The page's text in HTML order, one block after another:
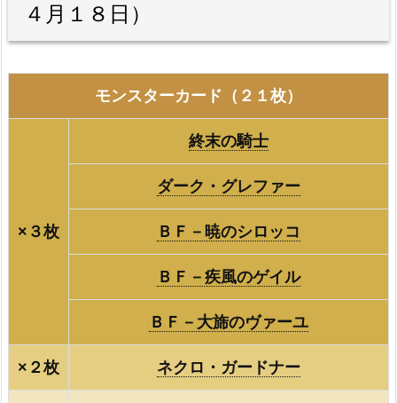
４月１８日）
モンスターカード（２１枚）
×３枚
終末の騎士
ダーク・グレファー
ＢＦ－暁のシロッコ
ＢＦ－疾風のゲイル
ＢＦ－大旆のヴァーユ
×２枚 ネクロ・ガードナー